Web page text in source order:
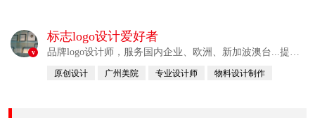
v
标志logo设计爱好者
品牌logo设计师，服务国内企业、欧洲、新加波澳台...提供
原创设计 广州美院 专业设计师 物料设计制作